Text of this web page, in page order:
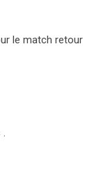
le match retour
.